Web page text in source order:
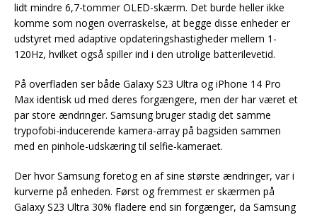
lidt mindre 6,7-tommer OLED-skærm. Det burde heller ikke
komme som nogen overraskelse, at begge disse enheder er
udstyret med adaptive opdateringshastigheder mellem 1-
120Hz, hvilket også spiller ind i den utrolige batterilevetid.
På overfladen ser både Galaxy S23 Ultra og iPhone 14 Pro
Max identisk ud med deres forgængere, men der har været et
par store ændringer. Samsung bruger stadig det samme
trypofobi-inducerende kamera-array på bagsiden sammen
med en pinhole-udskæring til selfie-kameraet.
Der hvor Samsung foretog en af sine største ændringer, var i
kurverne på enheden. Først og fremmest er skærmen på
Galaxy S23 Ultra 30% fladere end sin forgænger, da Samsung